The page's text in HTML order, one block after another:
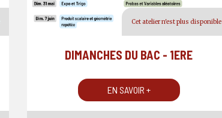
Cet atelier n'est plus disponible
DIMANCHES DU BAC - 1ERE
EN SAVOIR +